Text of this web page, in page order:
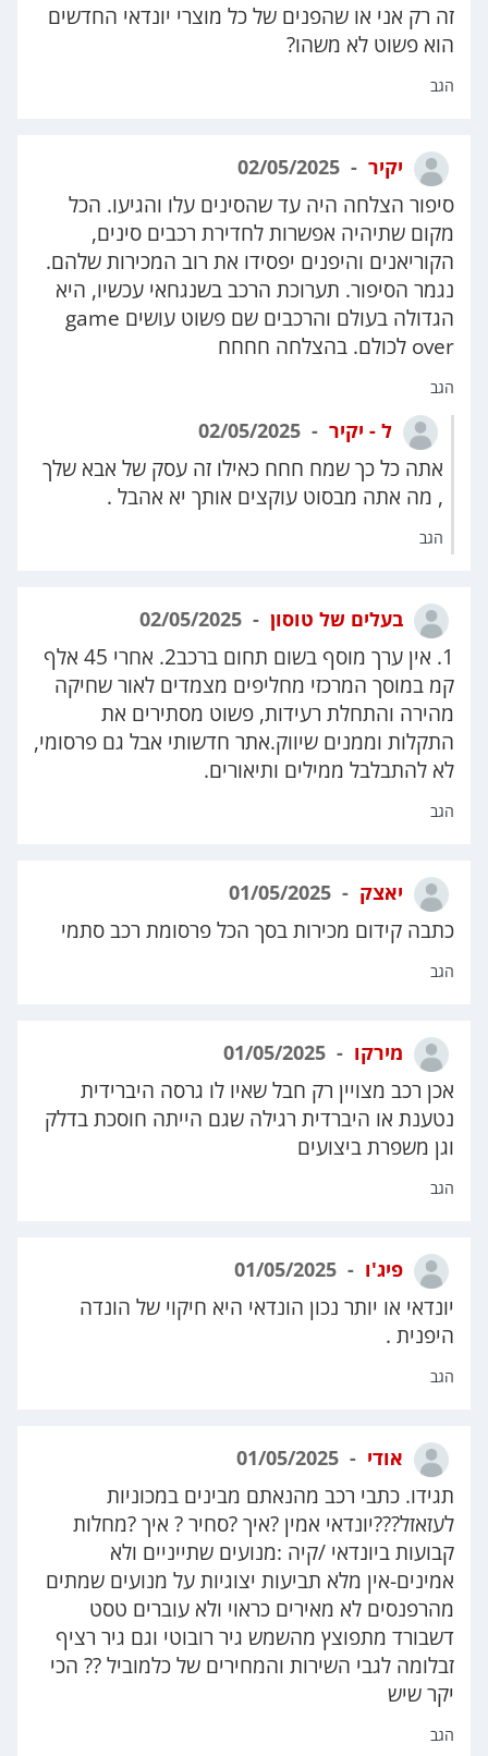
זה רק אני או שהפנים של כל מוצרי יונדאי החדשים
הוא פשוט לא משהו?
הגב
יקיר
סיפור הצלחה היה עד שהסינים עלו והגיעו. הכל
מקום שתיהיה אפשרות לחדירת רכבים סינים,
הקוריאנים והיפנים יפסידו את רוב המכירות שלהם.
נגמר הסיפור. תערוכת הרכב בשנגחאי עכשיו, היא
הגדולה בעולם והרכבים שם פשוט עושים game
over לכולם. בהצלחה חחחח
הגב
ל - יקיר
אתה כל כך שמח חחח כאילו זה עסק של אבא שלך
, מה אתה מבסוט עוקצים אותך יא אהבל .
הגב
בעלים של טוסון
1. אין ערך מוסף בשום תחום ברכב2. אחרי 45 אלף
קמ במוסך המרכזי מחליפים מצמדים לאור שחיקה
מהירה והתחלת רעידות, פשוט מסתירים את
התקלות וממנים שיווק.אתר חדשותי אבל גם פרסומי,
לא להתבלבל ממילים ותיאורים.
הגב
יאצק
כתבה קידום מכירות בסך הכל פרסומת רכב סתמי
הגב
מירקו
אכן רכב מצויין רק חבל שאיו לו גרסה היברידית
נטענת או היברדית רגילה שגם הייתה חוסכת בדלק
וגן משפרת ביצועים
הגב
פיג'ו
יונדאי או יותר נכון הונדאי היא חיקוי של הונדה
היפנית .
הגב
אודי
תגידו. כתבי רכב מהנאתם מבינים במכוניות
לעזאזל???יונדאי אמין ?איך ?סחיר ? איך ?מחלות
קבועות ביונדאי /קיה :מנועים שתייניים ולא
אמינים-אין מלא תביעות יצוגיות על מנועים שמתים
מהרפנסים לא מאירים כראוי ולא עוברים טסט
דשבורד מתפוצץ מהשמש גיר רובוטי וגם גיר רציף
זבלומה לגבי השירות והמחירים של כלמוביל ?? הכי
יקר שיש
הגב